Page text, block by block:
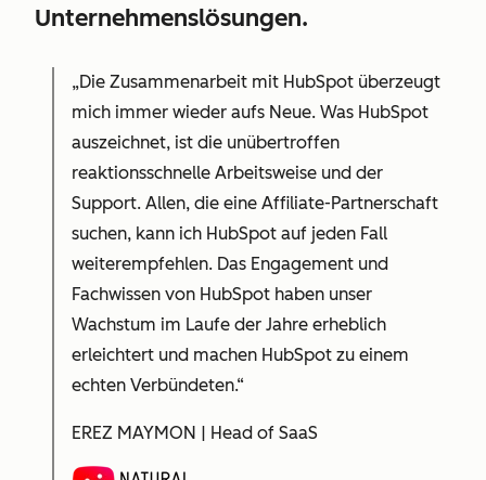
Unternehmenslösungen.
„Die Zusammenarbeit mit HubSpot überzeugt
mich immer wieder aufs Neue. Was HubSpot
auszeichnet, ist die unübertroffen
reaktionsschnelle Arbeitsweise und der
Support. Allen, die eine Affiliate-Partnerschaft
suchen, kann ich HubSpot auf jeden Fall
weiterempfehlen. Das Engagement und
Fachwissen von HubSpot haben unser
Wachstum im Laufe der Jahre erheblich
erleichtert und machen HubSpot zu einem
echten Verbündeten.“
EREZ MAYMON | Head of SaaS